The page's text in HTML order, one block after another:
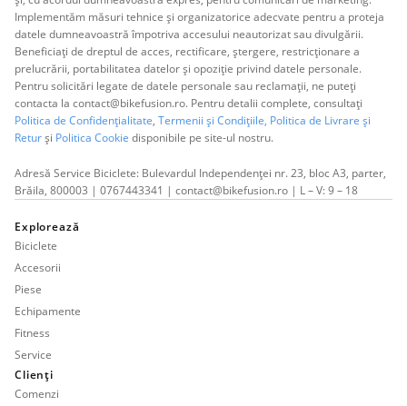
Implementăm măsuri tehnice și organizatorice adecvate pentru a proteja
datele dumneavoastră împotriva accesului neautorizat sau divulgării.
Beneficiați de dreptul de acces, rectificare, ștergere, restricționare a
prelucrării, portabilitatea datelor și opoziție privind datele personale.
Pentru solicitări legate de datele personale sau reclamații, ne puteți
contacta la contact@bikefusion.ro. Pentru detalii complete, consultați
Politica de Confidențialitate, Termenii și Condițiile, Politica de Livrare și
Returși Politica Cookie disponibile pe site-ul nostru.
Adresă Service Biciclete: Bulevardul Independenței nr. 23, bloc A3, parter,
Brăila, 800003 | 0767443341 | contact@bikefusion.ro | L – V: 9 – 18
Explorează
Biciclete
Accesorii
Piese
Echipamente
Fitness
Service
Clienți
Comenzi